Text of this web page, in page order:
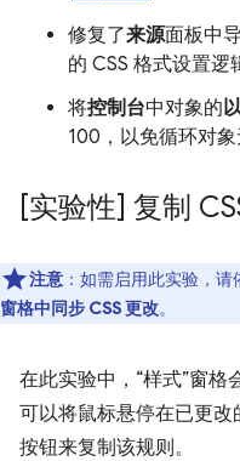
修复了来源面板中
的 CSS 格式设置逻
将控制台中对象的
100，以免循环对
[实验性] 复制
注意 ：如需启用此实验，请
窗格中同步 CSS 更改。
在此实验中，“样式”窗格
可以将鼠标悬停在已更改
按钮来复制该规则。